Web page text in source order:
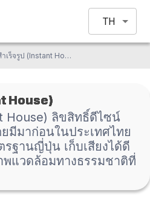
TH
บ้านสำเร็จรูป (Instant House) ลิขสิทธิ์ดีไซน์เฉพาะจากญี่ปุ่นที่ไม่เคยมีมาก่อนในประเทศไทย โครงสร้างแข็งแรงมาตรฐานญี่ปุ่น เก็บเสียงได้ดี โดยสามารถทนต่อสภาพแวดล้อมทางธรรมชาติที่รุนแรง
House)
House) ลิขสิทธิ์ดีไซน์
มีมาก่อนในประเทศไทย
รฐานญี่ปุ่น เก็บเสียงได้ดี
แวดล้อมทางธรรมชาติที่